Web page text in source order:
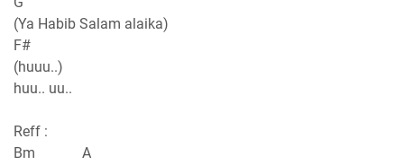
(Ya Habib Salam alaika)
F#
(huuu..)
huu.. uu..
Reff :
Bm A